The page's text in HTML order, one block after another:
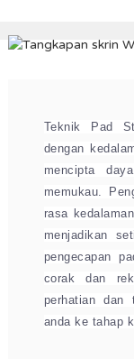
Teknik Pad
dengan
mencipta
memukau.
rasa
menjadikan
pengecapan
corak dan
perhatian dan
anda ke tahap